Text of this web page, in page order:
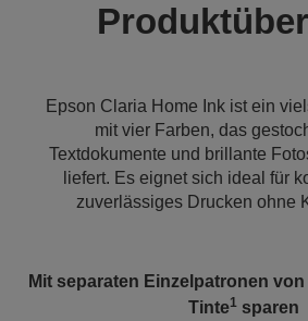
Epson Claria Home Ink ist ein
mit vier Farben, das
Textdokumente und brillante
liefert. Es eignet sich ideal für
zuverlässiges Drucken ohne
Mit separaten Einzelpatronen
Tinte1 sparen